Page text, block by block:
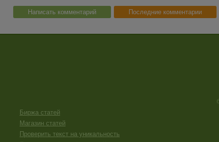
Написать комментарий Последние комментарии
Биржа статей
Магазин статей
Проверить текст на уникальность